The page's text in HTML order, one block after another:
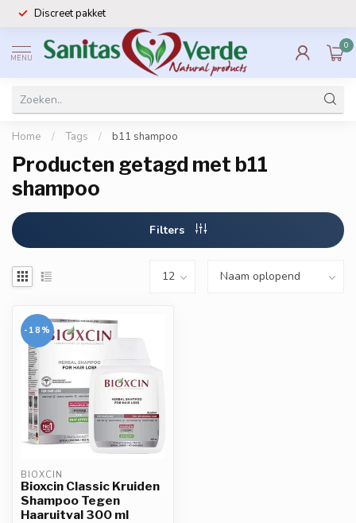
Discreet pakket
MENU
0
Home / Tags / b11 shampoo
Producten getagd met b11
shampoo
Filters
-18%
BIOXCIN
Bioxcin Classic Kruiden
Shampoo Tegen
Haaruitval 300 ml